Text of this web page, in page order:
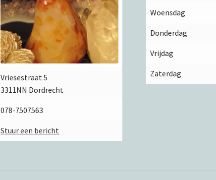
Vriesestraat 5
3311NN Dordrecht
078-7507563
Stuur een bericht
Woensdag
Donderdag
Vrijdag
Zaterdag